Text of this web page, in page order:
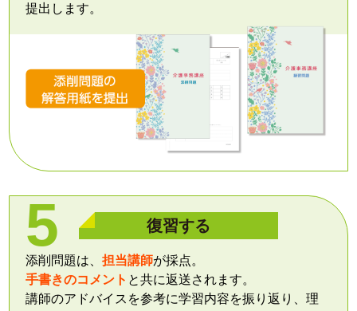
提出します。
復習する
添削問題は、担当講師が採点。
手書きのコメント と共に返送されます。
講師のアドバイスを参考に学習内容を振り返り、理